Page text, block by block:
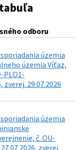
odboru
územia
územia Víťaz,
PLO1-
zverej. 29.07.2026
územia
č. OU-
zverej.